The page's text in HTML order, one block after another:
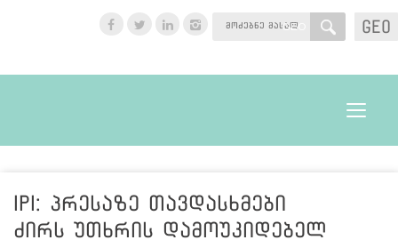
GEO
GEO
Toggle
IPI: პრესაზე თავდასხმები
ძირს უთხრის დამოუკიდებელ